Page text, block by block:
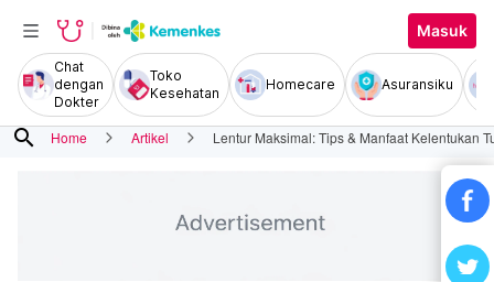
Masuk
Chat
dengan
Dokter
Toko
Kesehatan
Homecare Asuransiku
search Home Artikel Lentur Maksimal: Tips & Manfaat Kelentukan